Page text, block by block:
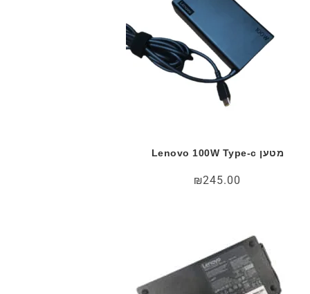
מטען Lenovo 100W Type-c
₪245.00